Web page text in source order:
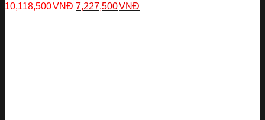
10,118,500VNĐ 7,227,500VNĐ